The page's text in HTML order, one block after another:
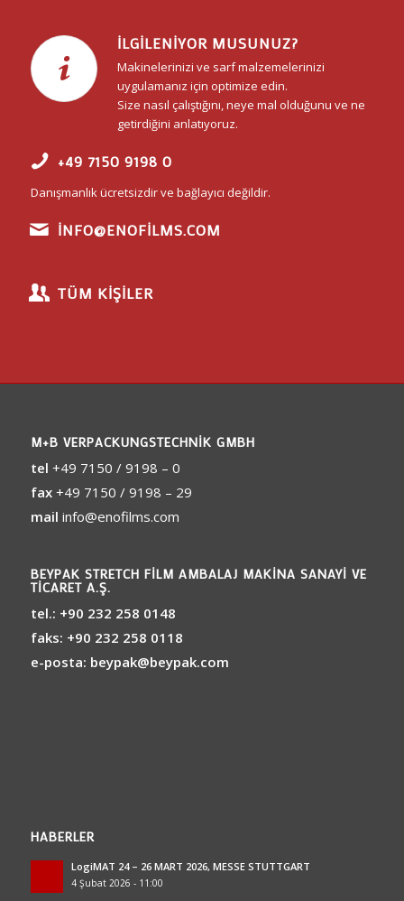
İLGILENIYOR MUSUNUZ?
Makinelerinizi ve sarf malzemelerinizi
uygulamanız için optimize edin.
Size nasıl çalıştığını, neye mal olduğunu ve ne
getirdiğini anlatıyoruz.
+49 7150 9198 0
Danışmanlık ücretsizdir ve bağlayıcı değildir.
INFO@ENOFILMS.COM
TÜM KIŞILER
M+B VERPACKUNGSTECHNIK GMBH
tel +49 7150 / 9198 – 0
fax +49 7150 / 9198 – 29
mail info@enofilms.com
BEYPAK STRETCH FILM AMBALAJ MAKINA SANAYI VE
TICARET A.Ş.
tel.: +90 232 258 0148
faks: +90 232 258 0118
e-posta: beypak@beypak.com
HABERLER
LogiMAT 24 – 26 MART 2026, MESSE STUTTGART
4 Şubat 2026 - 11:00